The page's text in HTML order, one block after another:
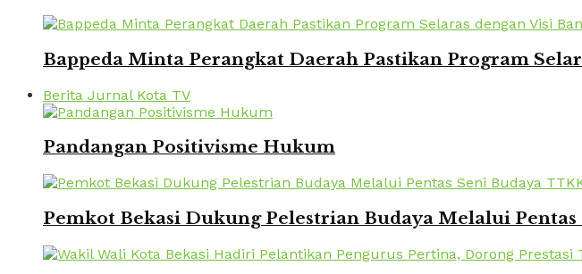
Bappeda Minta Perangkat Daerah Pastikan Program
Berita Jurnal Kota TV
Pandangan Positivisme Hukum
Pemkot Bekasi Dukung Pelestrian Budaya Melalui